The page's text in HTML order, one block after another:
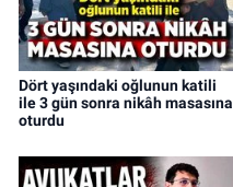
Dört yaşındaki oğlunun katili
ile 3 gün sonra nikâh masasına
oturdu